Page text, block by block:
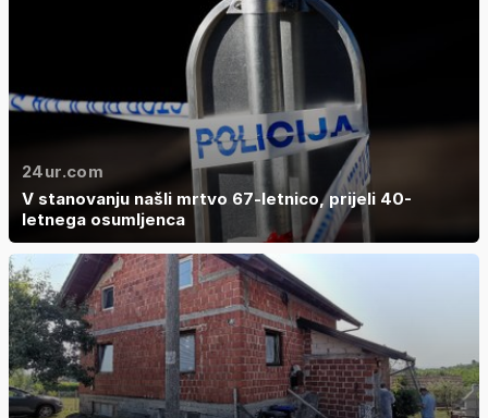
24ur.com
V stanovanju našli mrtvo 67-letnico, prijeli 40-
letnega osumljenca